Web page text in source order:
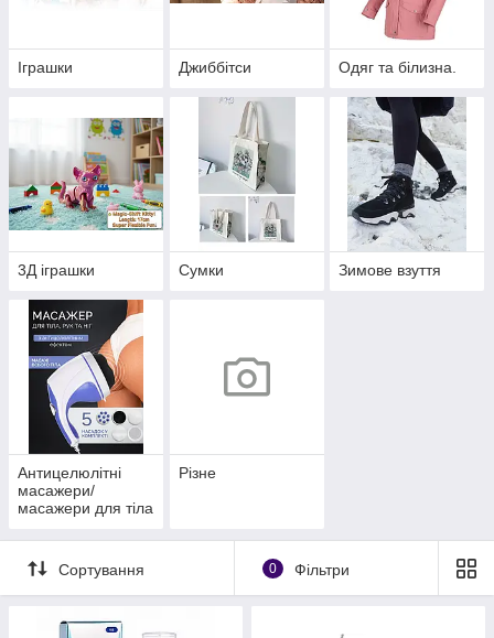
Іграшки Джиббітси Одяг та білизна.
3Д іграшки Сумки Зимове взуття
Антицелюлітні
масажери/
масажери для тіла
Різне
Сортування 0 Фільтри